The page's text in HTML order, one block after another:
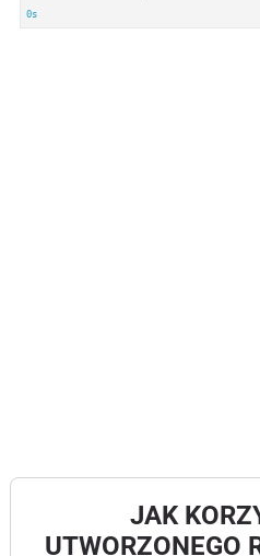
0s
JAK
UTWORZONEGO